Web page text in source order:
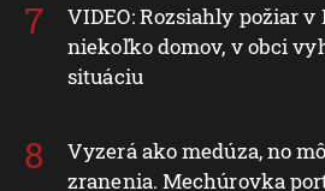
VIDEO: Rozsiahly požiar
niekoľko domov, v obci
situáciu
Vyzerá ako medúza, no
zranenia. Mechúrovka